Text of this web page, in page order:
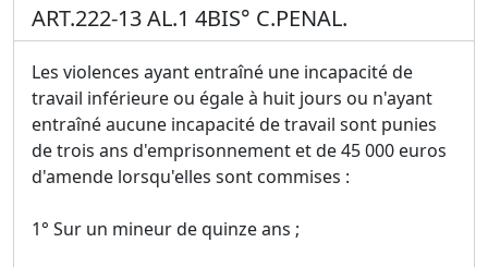
ART.222-13 AL.1 4BIS° C.PENAL.
Les violences ayant entraîné une incapacité de
travail inférieure ou égale à huit jours ou n'ayant
entraîné aucune incapacité de travail sont punies
de trois ans d'emprisonnement et de 45 000 euros
d'amende lorsqu'elles sont commises :
1° Sur un mineur de quinze ans ;